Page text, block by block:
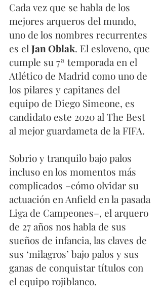
Cada vez que se habla de los
mejores arqueros del mundo,
uno de los nombres recurrentes
es el Jan Oblak. El esloveno, que
cumple su 7ª temporada en el
Atlético de Madrid como uno de
los pilares y capitanes del
equipo de Diego Simeone, es
candidato este 2020 al The Best
al mejor guardameta de la FIFA.
Sobrio y tranquilo bajo palos
incluso en los momentos más
complicados –cómo olvidar su
actuación en Anfield en la pasada
Liga de Campeones–, el arquero
de 27 años nos habla de sus
sueños de infancia, las claves de
sus ‘milagros’ bajo palos y sus
ganas de conquistar títulos con
el equipo rojiblanco.